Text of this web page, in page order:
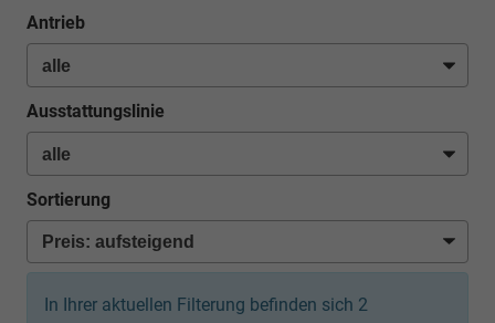
Antrieb
Ausstattungslinie
Sortierung
In Ihrer aktuellen Filterung befinden sich 2